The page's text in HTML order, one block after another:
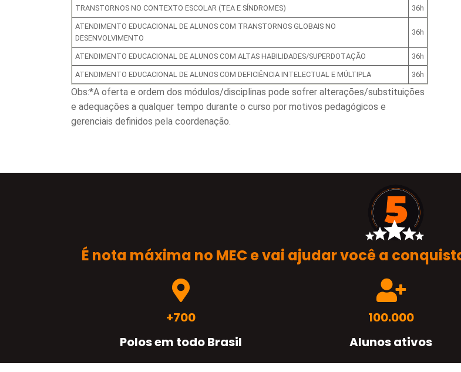
TRANSTORNOS NO CONTEXTO ESCOLAR (TEA E SÍNDROMES) 36h
ATENDIMENTO EDUCACIONAL DE ALUNOS COM TRANSTORNOS GLOBAIS NO
DESENVOLVIMENTO
36h
ATENDIMENTO EDUCACIONAL DE ALUNOS COM ALTAS HABILIDADES/SUPERDOTAÇÃO 36h
ATENDIMENTO EDUCACIONAL DE ALUNOS COM DEFICIÊNCIA INTELECTUAL E MÚLTIPLA 36h
Obs:*A oferta e ordem dos módulos/disciplinas pode sofrer alterações/substituições
e adequações a qualquer tempo durante o curso por motivos pedagógicos e
gerenciais definidos pela coordenação.
É nota máxima no MEC e vai ajudar você a
+700
Polos em todo Brasil
100.000
Alunos ativos